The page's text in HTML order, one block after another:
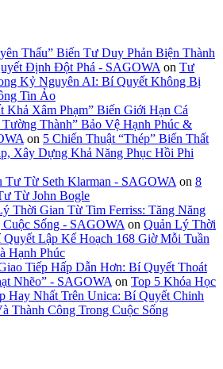
Thấu” Biến Tư Duy Phản Biện Thành
Định Đột Phá - SAGOWA on Tư
Kỷ Nguyên AI: Bí Quyết Không Bị
Tin Ảo
Khả Xâm Phạm” Biến Giới Hạn Cá
Thành” Bảo Vệ Hạnh Phúc &
on 5 Chiến Thuật “Thép” Biến Thất
Xây Dựng Khả Năng Phục Hồi Phi
Tư Từ Seth Klarman - SAGOWA on 8
Từ John Bogle
Thời Gian Từ Tim Ferriss: Tăng Năng
Cuộc Sống - SAGOWA on Quản Lý Thời
Lập Kế Hoạch 168 Giờ Mỗi Tuần
Hạnh Phúc
Tiếp Hấp Dẫn Hơn: Bí Quyết Thoát
Nhẽo” - SAGOWA on Top 5 Khóa Học
Hay Nhất Trên Unica: Bí Quyết Chinh
Thành Công Trong Cuộc Sống